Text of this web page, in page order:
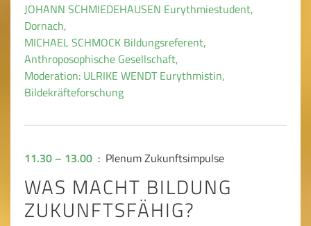
JOHANN SCHMIEDEHAUSEN Eurythmiestudent,
Dornach,
MICHAEL SCHMOCK Bildungsreferent,
Anthroposophische Gesellschaft,
Moderation: ULRIKE WENDT Eurythmistin,
Bildekräfteforschung
11.30 – 13.00 : Plenum Zukunftsimpulse
WAS MACHT BILDUNG
ZUKUNFTSFÄHIG?